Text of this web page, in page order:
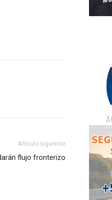
Artículo siguiente
flujo fronterizo